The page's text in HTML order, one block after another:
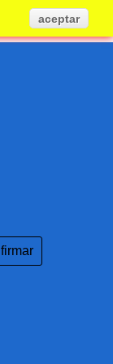
aceptar